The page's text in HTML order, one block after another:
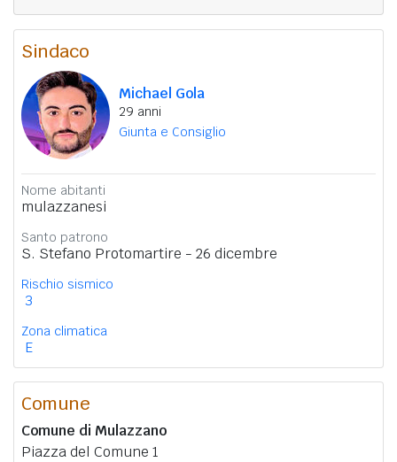
Sindaco
Michael Gola
29 anni
Giunta e Consiglio
Nome abitanti
mulazzanesi
Santo patrono
S. Stefano Protomartire - 26 dicembre
Rischio sismico
3
Zona climatica
E
Comune
Comune di Mulazzano
Piazza del Comune 1